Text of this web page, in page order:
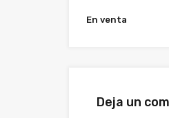
En venta
Deja un